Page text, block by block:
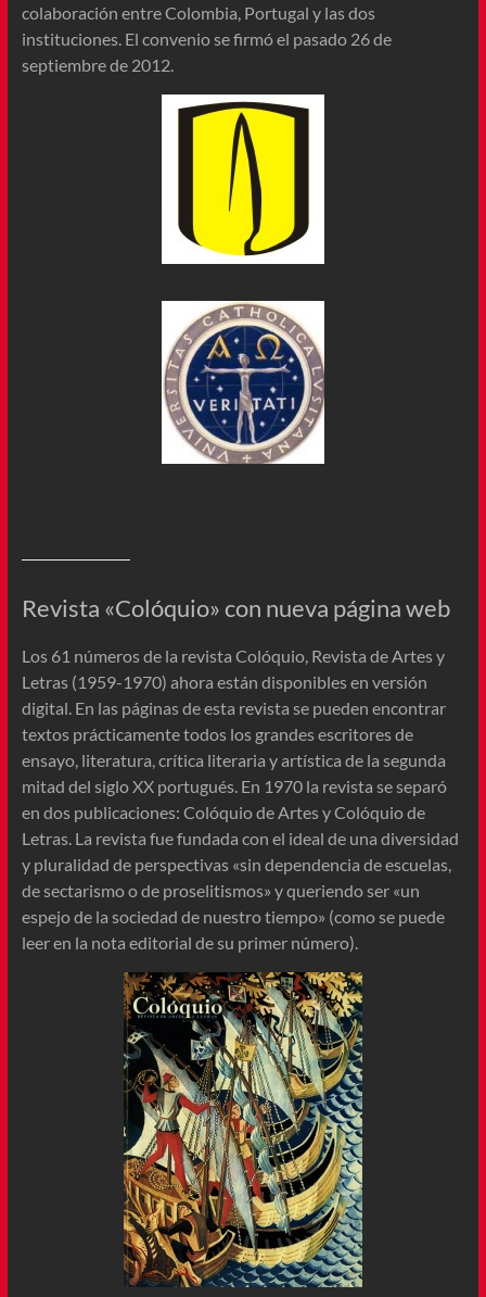
colaboración entre Colombia, Portugal y las dos
instituciones. El convenio se firmó el pasado 26 de
septiembre de 2012.
Revista «Colóquio» con nueva página web
Los 61 números de la revista Colóquio, Revista de Artes y
Letras (1959-1970) ahora están disponibles en versión
digital. En las páginas de esta revista se pueden encontrar
textos prácticamente todos los grandes escritores de
ensayo, literatura, crítica literaria y artística de la segunda
mitad del siglo XX portugués. En 1970 la revista se separó
en dos publicaciones: Colóquio de Artes y Colóquio de
Letras. La revista fue fundada con el ideal de una diversidad
y pluralidad de perspectivas «sin dependencia de escuelas,
de sectarismo o de proselitismos» y queriendo ser «un
espejo de la sociedad de nuestro tiempo» (como se puede
leer en la nota editorial de su primer número).